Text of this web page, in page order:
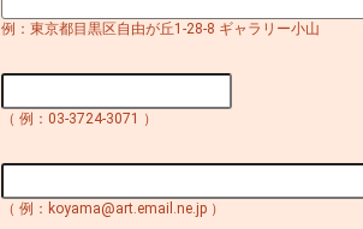
例：東京都目黒区自由が丘1-28-8 ギャラリー小山
（ 例：03-3724-3071 ）
（ 例：koyama@art.email.ne.jp ）